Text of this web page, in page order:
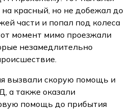
красный, но не добежал до
части и попал под колеса
момент мимо проезжали
незамедлительно
вызвали скорую помощь и
а также оказали
помощь до прибытия